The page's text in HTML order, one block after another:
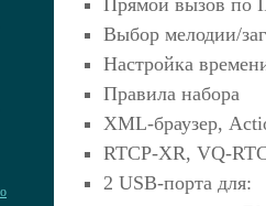
Выбор мелодии/
Настройка
Правила набора
XML-браузер,
RTCP-XR, VQ-
2 USB-порта для: